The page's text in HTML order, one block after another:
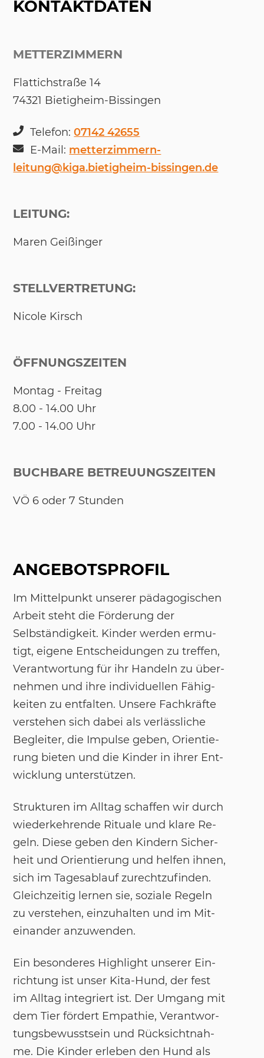
KONTAKTDATEN
METTERZIMMERN
Flat­tich­straße 14
74321 Bie­tig­heim-Bis­sin­gen
Te­le­fon:07142 42655
E-Mail: metterzimmern-
leitung@kiga.bietigheim-bissingen.de
LEITUNG:
Ma­ren Geißin­ger
STELLVERTRETUNG:
Ni­co­le Kirsch
ÖFFNUNGSZEITEN
Mon­tag - Frei­tag
8.00 - 14.00 Uhr
7.00 - 14.00 Uhr
BUCHBARE BETREUUNGSZEITEN
VÖ 6 oder 7 Stun­den
ANGEBOTSPROFIL
Im Mit­tel­punkt un­se­rer päd­ago­gi­schen
Ar­beit steht die För­de­rung der
Selbstän­dig­keit. Kin­der wer­den er­mu­
tigt, ei­ge­ne Ent­schei­dun­gen zu tref­fen,
Ver­ant­wor­tung für ihr Han­deln zu über­
neh­men und ihre in­di­vi­du­el­len Fähig­
kei­ten zu ent­fal­ten. Un­se­re Fach­kräf­te
ver­ste­hen sich da­bei als ver­läss­li­che
Be­glei­ter, die Im­pul­se ge­ben, Ori­en­tie­
rung bie­ten und die Kin­der in ih­rer Ent­
wick­lung un­ter­s­tüt­zen.
Struk­tu­ren im All­tag schaf­fen wir durch
wie­der­keh­ren­de Ri­tua­le und kla­re Re­
geln. Die­se ge­ben den Kin­dern Si­cher­
heit und Ori­en­tie­rung und hel­fen ih­nen,
sich im Ta­ges­ab­lauf zu­recht­zu­fin­den.
Gleich­zei­tig ler­nen sie, so­zia­le Re­geln
zu ver­ste­hen, ein­zu­hal­ten und im Mit­
ein­an­der an­zu­wen­den.
Ein be­son­de­res High­light un­se­rer Ein­
rich­tung ist un­ser Kita-Hund, der fest
im All­tag in­te­griert ist. Der Um­gang mit
dem Tier för­dert Em­pa­thie, Ver­ant­wor­
tungs­be­wusst­sein und Rück­sicht­nah­
me. Die Kin­der er­le­ben den Hund als